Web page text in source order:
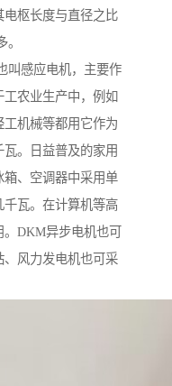
电枢长度与直径之比
叫感应电机，主要作
农业生产中，例如
机械等都用它作为
。日益普及的家用
箱、空调器中采用单
瓦。在计算机等高
DKM异步电机也可
、风力发电机也可采